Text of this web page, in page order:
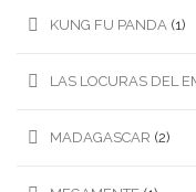
KUNG FU PANDA (1)
LAS LOCURAS DEL
MADAGASCAR (2)